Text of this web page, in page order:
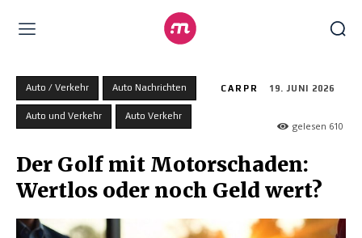
Auto / Verkehr Auto Nachrichten
Auto und Verkehr Auto Verkehr
CARPR 19. JUNI 2026
gelesen 610
Der Golf mit Motorschaden:
Wertlos oder noch Geld wert?